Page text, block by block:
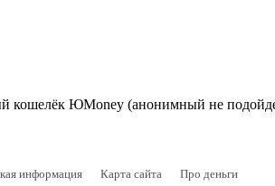
кошелёк ЮMoney (анонимный не
информация Карта сайта Про деньги